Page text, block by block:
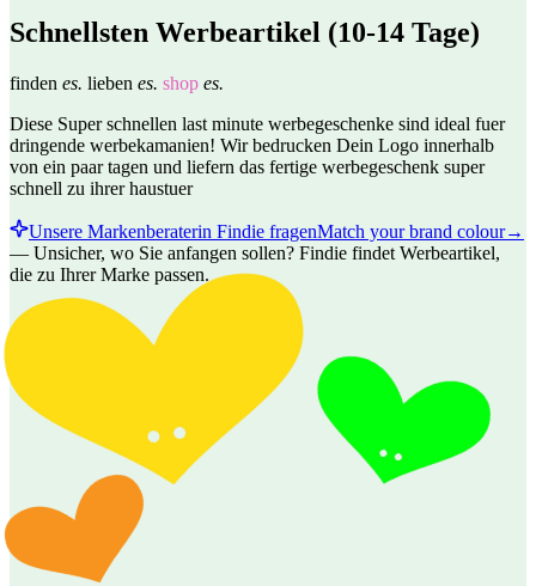
Schnellsten Werbeartikel (10-14 Tage)
finden es. lieben es. shop es.
Diese Super schnellen last minute werbegeschenke sind ideal fuer
dringende werbekamanien! Wir bedrucken Dein Logo innerhalb
von ein paar tagen und liefern das fertige werbegeschenk super
schnell zu ihrer haustuer
Unsere Markenberaterin Findie fragenMatch your brand colour→
— Unsicher, wo Sie anfangen sollen? Findie findet Werbeartikel,
die zu Ihrer Marke passen.